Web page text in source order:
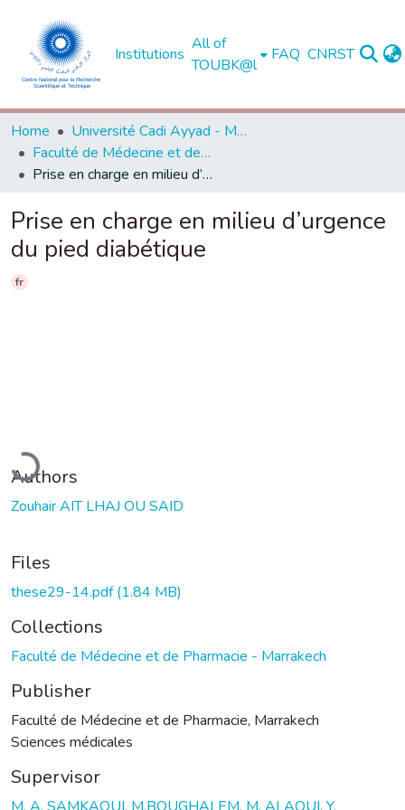
Institutions
All of
TOUBK@l
FAQ CNRST
Home
Université Cadi Ayyad - Marrakech
Faculté de Médecine et de Pharmacie - Marrakech
Prise en charge en milieu d’urgence du pied diabétique
Prise en charge en milieu d’urgence
du pied diabétique
fr
Authors
Zouhair AIT LHAJ OU SAID
Files
these29-14.pdf(1.84 MB)
Collections
Faculté de Médecine et de Pharmacie - Marrakech
Publisher
Faculté de Médecine et de Pharmacie, Marrakech
Sciences médicales
Supervisor